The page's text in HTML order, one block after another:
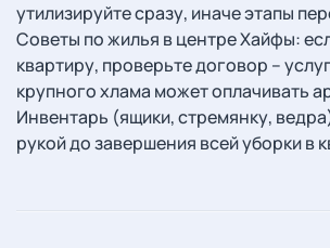
утилизируйте сразу, иначе этапы
Советы по жилья в центре Хайфы:
квартиру, проверьте договор –
крупного хлама может оплачивать
Инвентарь (ящики, стремянку,
рукой до завершения всей уборки в